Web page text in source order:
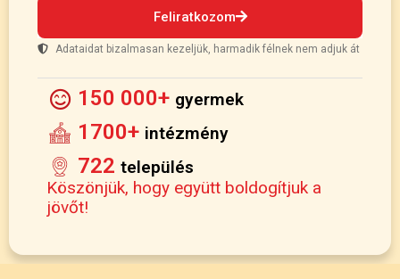
Feliratkozom
Adataidat bizalmasan kezeljük, harmadik félnek nem adjuk át
150 000+ gyermek
1700+ intézmény
722 település
Köszönjük, hogy együtt boldogítjuk a
jövőt!